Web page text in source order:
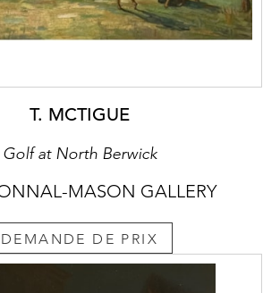
T. MCTIGUE
Golf at North Berwick
MASON GALLERY
DEMANDE DE PRIX